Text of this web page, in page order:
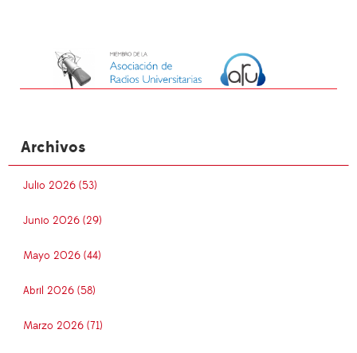
Archivos
Julio 2026 (53)
Junio 2026 (29)
Mayo 2026 (44)
Abril 2026 (58)
Marzo 2026 (71)